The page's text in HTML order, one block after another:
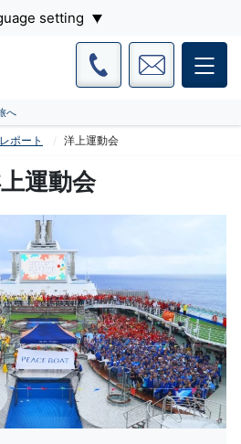
setting
へ
ポート 洋上運動会
運動会